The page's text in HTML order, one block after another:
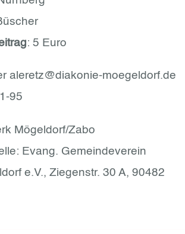
: 5 Euro
aleretz@diakonie-moegeldorf.de
95
Mögeldorf/Zabo
Evang. Gemeindeverein
e.V., Ziegenstr. 30 A, 90482